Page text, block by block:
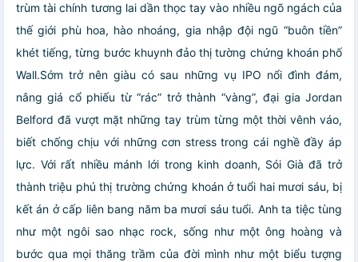
trùm tài chính tương lai dần thọc tay vào nhiều ngõ ngách của
thế giới phù hoa, hào nhoáng, gia nhập đội ngũ “buôn tiền”
khét tiếng, từng bước khuynh đảo thị tường chứng khoán phố
Wall.Sớm trở nên giàu có sau những vụ IPO nổi đình đám,
nâng giá cổ phiếu từ “rác” trở thành “vàng”, đại gia Jordan
Belford đã vượt mặt những tay trùm từng một thời vênh váo,
biết chống chịu với những cơn stress trong cái nghề đầy áp
lực. Với rất nhiều mánh lới trong kinh doanh, Sói Già đã trở
thành triệu phú thị trường chứng khoán ở tuổi hai mươi sáu, bị
kết án ở cấp liên bang năm ba mươi sáu tuổi. Anh ta tiệc tùng
như một ngôi sao nhạc rock, sống như một ông hoàng và
bước qua mọi thăng trầm của đời mình như một biểu tượng